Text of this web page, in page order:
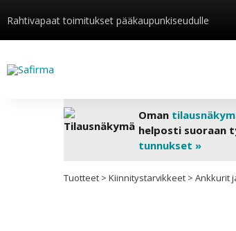
Rahtivapaat toimitukset pääkaupunkiseudulle
Oman
helposti suoraan
tunnukset »
Tuotteet > Kiinnitys­tarvikkeet > Ankkurit